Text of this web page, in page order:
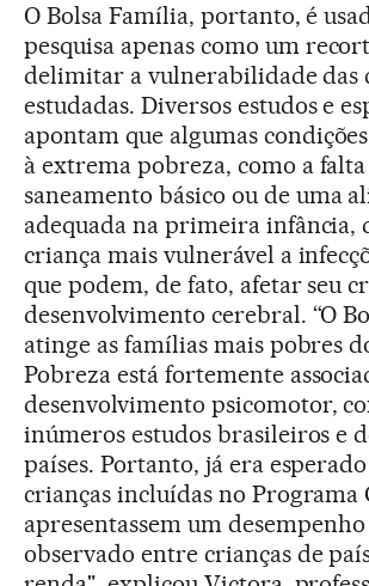
O Bolsa Família, portanto, é
pesquisa apenas como um
delimitar a vulnerabilidade das
estudadas. Diversos estudos e
apontam que algumas
à extrema pobreza, como a
saneamento básico ou de uma
adequada na primeira infância,
criança mais vulnerável a
que podem, de fato, afetar seu
desenvolvimento cerebral. “O
atinge as famílias mais pobres
Pobreza está fortemente
desenvolvimento psicomotor,
inúmeros estudos brasileiros e
países. Portanto, já era
crianças incluídas no Programa
apresentassem um
observado entre crianças de